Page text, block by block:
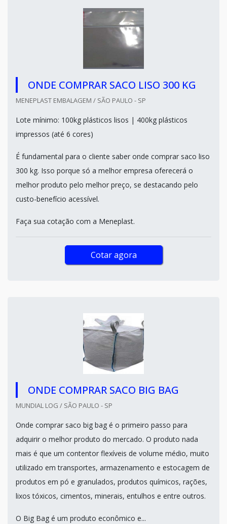
ONDE COMPRAR SACO LISO 300 KG
MENEPLAST EMBALAGEM / SÃO PAULO - SP
Lote mínimo: 100kg plásticos lisos | 400kg plásticos
impressos (até 6 cores)
É fundamental para o cliente saber onde comprar saco liso
300 kg. Isso porque só a melhor empresa oferecerá o
melhor produto pelo melhor preço, se destacando pelo
custo-benefício acessível.
Faça sua cotação com a Meneplast.
Cotar agora
ONDE COMPRAR SACO BIG BAG
MUNDIAL LOG / SÃO PAULO - SP
Onde comprar saco big bag é o primeiro passo para
adquirir o melhor produto do mercado. O produto nada
mais é que um contentor flexíveis de volume médio, muito
utilizado em transportes, armazenamento e estocagem de
produtos em pó e granulados, produtos químicos, rações,
lixos tóxicos, cimentos, minerais, entulhos e entre outros.
O Big Bag é um produto econômico e...